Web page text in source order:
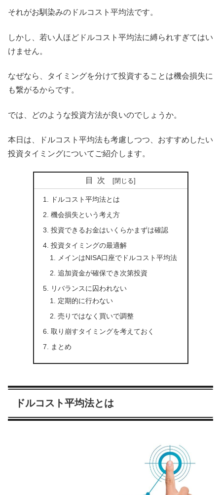
それがお馴染みのドルコスト平均法です。
しかし、若い人ほどドルコスト平均法に縛られすぎてはい
けません。
なぜなら、タイミングを分けて投資することは機会損失に
も繋がるからです。
では、どのような投資方法が良いのでしょうか。
本日は、ドルコスト平均法も考慮しつつ、おすすめしたい
投資タイミングについてご紹介します。
目次
ドルコスト平均法とは
機会損失という考え方
投資できるお金はいくらかまずは確認
投資タイミングの最適解
メインはNISA口座でドルコスト平均法
追加資金が確保でき次第投資
リバランスに囚われない
定期的に行わない
売りではなく買いで調整
取り崩すタイミングを考えておく
まとめ
ドルコスト平均法とは